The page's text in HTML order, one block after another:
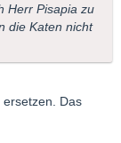
Herr Pisapia zu
die Katen nicht
Das